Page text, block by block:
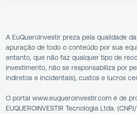
A EuQueroInvestir preza pela qualidade
apuração de todo o conteúdo por sua
entanto, que não faz qualquer tipo de
investimento, não se responsabiliza por
indiretos e incidentais), custos e lucros
O portal www.euqueroinvestir.com é de
EUQUEROINVESTIR Tecnologia Ltda.